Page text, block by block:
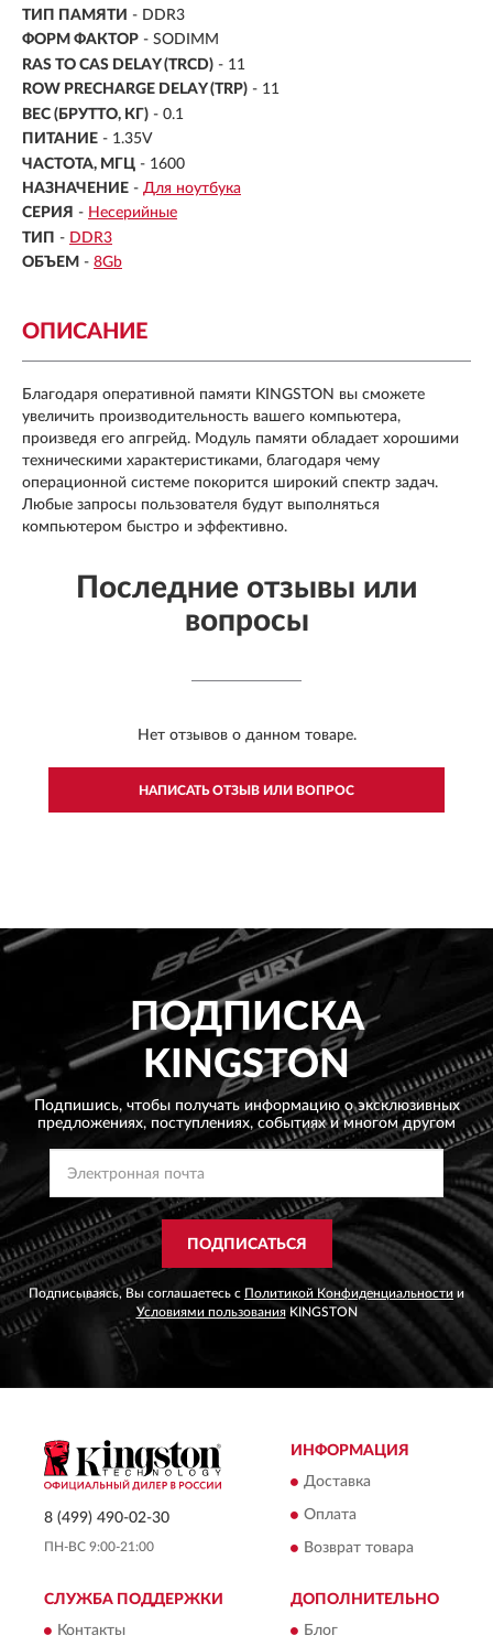
ТИП ПАМЯТИ - DDR3
ФОРМ ФАКТОР - SODIMM
RAS TO CAS DELAY (TRCD) - 11
ROW PRECHARGE DELAY (TRP) - 11
ВЕС (БРУТТО, КГ) - 0.1
ПИТАНИЕ - 1.35V
ЧАСТОТА, МГЦ - 1600
НАЗНАЧЕНИЕ - Для ноутбука
СЕРИЯ - Несерийные
ТИП - DDR3
ОБЪЕМ - 8Gb
ОПИСАНИЕ
Благодаря оперативной памяти KINGSTON вы сможете
увеличить производительность вашего компьютера,
произведя его апгрейд. Модуль памяти обладает хорошими
техническими характеристиками, благодаря чему
операционной системе покорится широкий спектр задач.
Любые запросы пользователя будут выполняться
компьютером быстро и эффективно.
Последние отзывы или
вопросы
Нет отзывов о данном товаре.
НАПИСАТЬ ОТЗЫВ ИЛИ ВОПРОС
ПОДПИСКА
KINGSTON
Подпишись, чтобы получать информацию о эксклюзивных
предложениях, поступлениях, событиях и многом другом
ПОДПИСАТЬСЯ
Подписываясь, Вы соглашаетесь с Политикой Конфиденциальности и
Условиями пользованияKINGSTON
8 (499) 490-02-30
ПН-ВС 9:00-21:00
ИНФОРМАЦИЯ
Доставка
Оплата
Возврат товара
СЛУЖБА ПОДДЕРЖКИ
Контакты
ДОПОЛНИТЕЛЬНО
Блог